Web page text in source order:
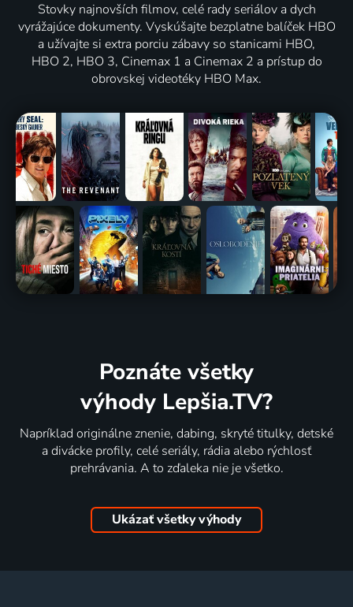
Stovky najnovších filmov, celé rady seriálov a dych
vyrážajúce dokumenty. Vyskúšajte bezplatne balíček HBO
a užívajte si extra porciu zábavy so stanicami HBO,
HBO 2, HBO 3, Cinemax 1 a Cinemax 2 a prístup do
obrovskej videotéky HBO Max.
Poznáte všetky
výhody Lepšia.TV?
Napríklad originálne znenie, dabing, skryté titulky, detské
a divácke profily, celé seriály, rádia alebo rýchlosť
prehrávania. A to zďaleka nie je všetko.
Ukázať všetky výhody